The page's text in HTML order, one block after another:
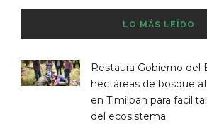
LO MÁS LEÍDO
Restaura Gobierno del
hectáreas de bosque
en Timilpan para
del ecosistema